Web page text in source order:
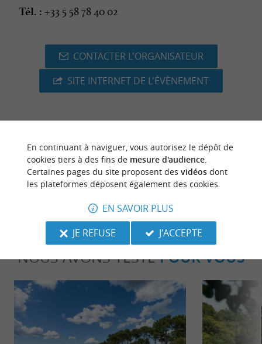
Tél. : +33 5 58 78 40 02
CONTACTER L'ORGANISATEUR
SITE INTERNET DE L'ÉVÈNEMENT
dernière mise à jour :20/01/2026 à 06:30:12
Source : Sirtaqui-Crédit photo :Cœur de scène -
BY-NC-ND 4.0
NOUS AVONS TESTÉPOUR VOUS
En continuant à naviguer, vous autorisez le dépôt de
cookies tiers à des fins de mesure d'audience.
Certaines pages du site proposent des vidéosdont
les plateformes déposent également des cookies.
EN SAVOIR PLUS
JE REFUSE
J'ACCEPTE